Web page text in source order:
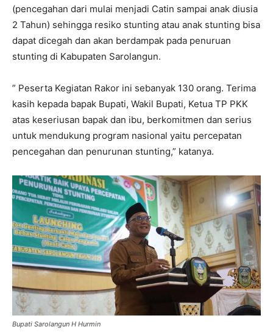
(pencegahan dari mulai menjadi Catin sampai anak diusia
2 Tahun) sehingga resiko stunting atau anak stunting bisa
dapat dicegah dan akan berdampak pada penuruan
stunting di Kabupaten Sarolangun.
” Peserta Kegiatan Rakor ini sebanyak 130 orang. Terima
kasih kepada bapak Bupati, Wakil Bupati, Ketua TP PKK
atas keseriusan bapak dan ibu, berkomitmen dan serius
untuk mendukung program nasional yaitu percepatan
pencegahan dan penurunan stunting,” katanya.
Bupati Sarolangun H Hurmin